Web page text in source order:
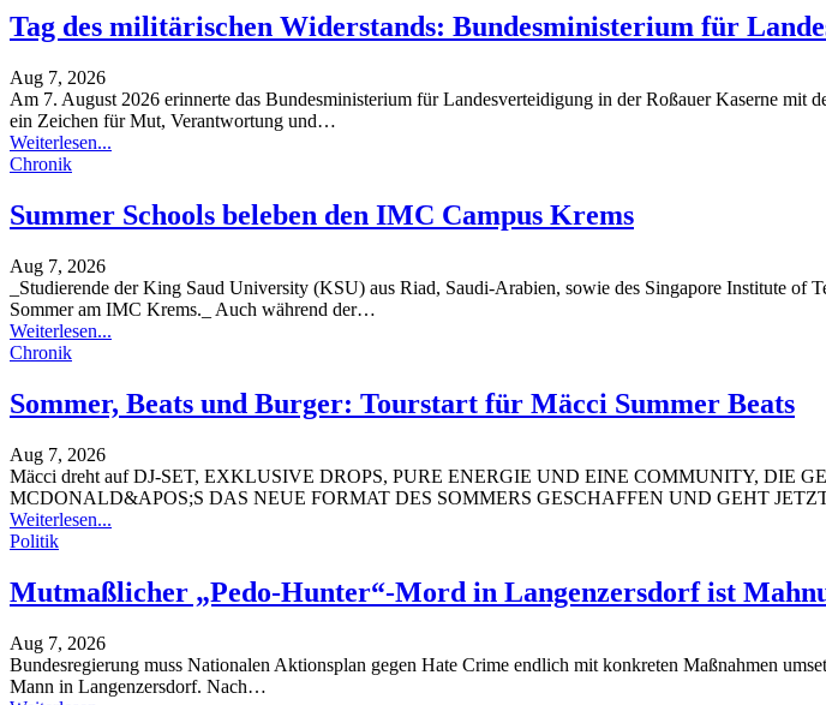
Tag des militärischen Widerstands: Bundesministerium für
Aug 7, 2026
Am 7. August 2026 erinnerte das Bundesministerium für Landesverteidigung in der Roßauer Kaserne mit
ein Zeichen für Mut, Verantwortung und…
Weiterlesen...
Chronik
Summer Schools beleben den IMC Campus Krems
Aug 7, 2026
_Studierende der King Saud University (KSU) aus Riad, Saudi-Arabien, sowie des Singapore Institute
Sommer am IMC Krems._ Auch während der…
Weiterlesen...
Chronik
Sommer, Beats und Burger: Tourstart für Mäcci Summer Beats
Aug 7, 2026
Mäcci dreht aufDJ-SET, EXKLUSIVE DROPS, PURE ENERGIE UND EINE COMMUNITY, DIE
MCDONALD&APOS;S DAS NEUE FORMAT DES SOMMERS GESCHAFFEN UND GEHT
Weiterlesen...
Politik
Mutmaßlicher „Pedo-Hunter“-Mord in Langenzersdorf ist
Aug 7, 2026
Bundesregierung muss Nationalen Aktionsplan gegen Hate Crime endlich mit konkreten Maßnahmen
Mann in Langenzersdorf. Nach…